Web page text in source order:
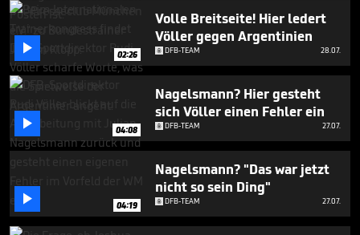
 02:26
Volle Breitseite! Hier ledert
Völler gegen Argentinien
DFB-TEAM 28.07.
 04:08
Nagelsmann? Hier gesteht
sich Völler einen Fehler ein
DFB-TEAM 27.07.
 04:19
Nagelsmann? "Das war jetzt
nicht so sein Ding"
DFB-TEAM 27.07.